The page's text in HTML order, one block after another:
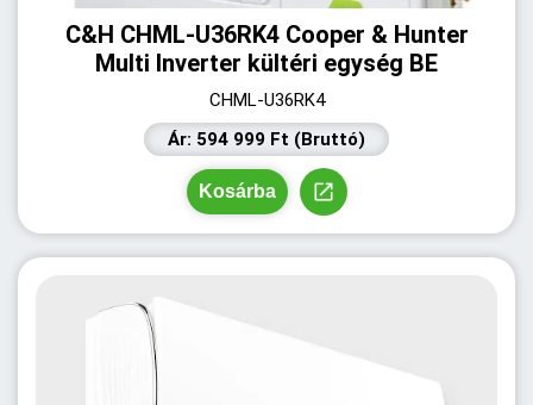
C&H CHML-U36RK4 Cooper & Hunter
Multi Inverter kültéri egység BE
CHML-U36RK4
Ár: 594 999 Ft (Bruttó)
Kosárba